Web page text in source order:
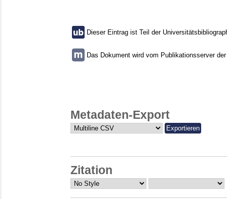
Dieser Eintrag ist Teil der
Das Dokument wird vom Publikationsserver
Metadaten-Export
Zitation